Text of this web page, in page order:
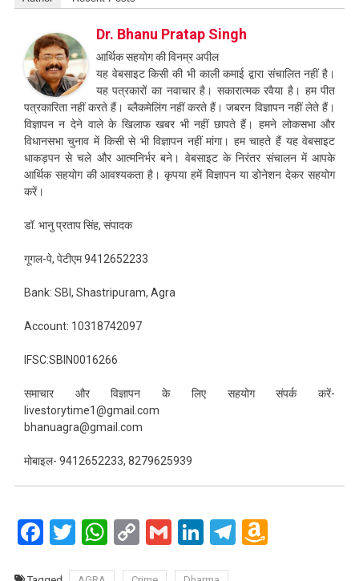
Dr. Bhanu Pratap Singh
आर्थिक सहयोग की विनम्र अपील
यह वेबसाइट किसी की भी काली कमाई द्वारा संचालित नहीं है।
यह पत्रकारों का नवाचार है। सकारात्मक रवैया है। हम पीत
पत्रकारिता नहीं करते हैं। ब्लैकमेलिंग नहीं करते हैं। जबरन विज्ञापन नहीं लेते हैं।
विज्ञापन न देने वाले के खिलाफ खबर भी नहीं छापते हैं। हमने लोकसभा और
विधानसभा चुनाव में किसी से भी विज्ञापन नहीं मांगा। हम चाहते हैं यह वेबसाइट
धाकड़पन से चले और आत्मनिर्भर बने। वेबसाइट के निरंतर संचालन में आपके
आर्थिक सहयोग की आवश्यकता है। कृपया हमें विज्ञापन या डोनेशन देकर सहयोग
करें।
डॉ. भानु प्रताप सिंह, संपादक
गूगल-पे, पेटीएम 9412652233
Bank: SBI, Shastripuram, Agra
Account: 10318742097
IFSC:SBIN0016266
समाचार और विज्ञापन के लिए सहयोग संपर्क करें-
livestorytime1@gmail.com
bhanuagra@gmail.com
मोबाइल- 9412652233, 8279625939
Facebook
Twitter
WhatsApp
CopyGmailLinkedIn
Telegram
Amazon